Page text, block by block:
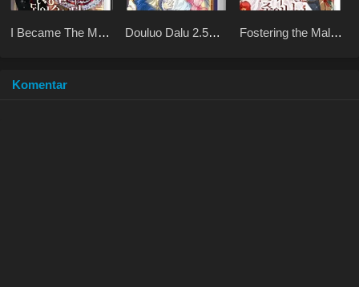
I Became The Male
Douluo Dalu 2.5
Fostering the Male
Komentar